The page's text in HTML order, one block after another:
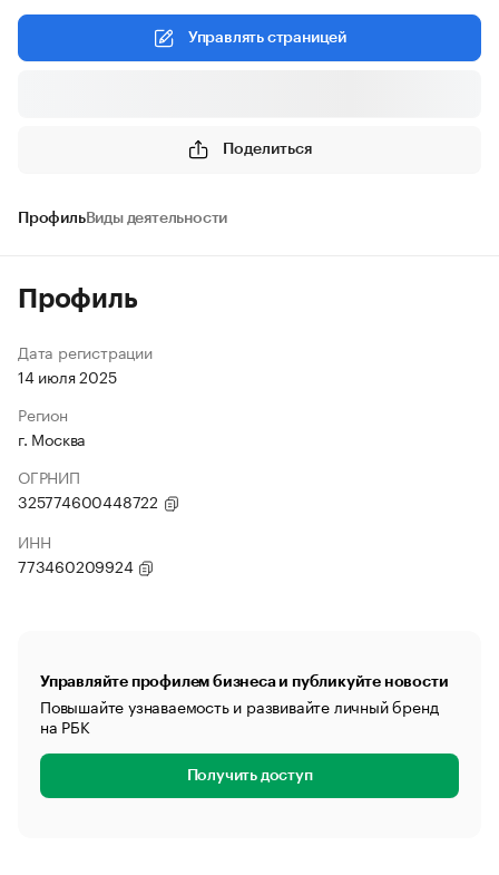
Управлять страницей
Поделиться
ПрофильВиды деятельности
Профиль
Дата регистрации
14 июля 2025
Регион
г. Москва
ОГРНИП
325774600448722
ИНН
773460209924
Управляйте профилем бизнеса и публикуйте новости
Повышайте узнаваемость и развивайте личный бренд
на РБК
Получить доступ